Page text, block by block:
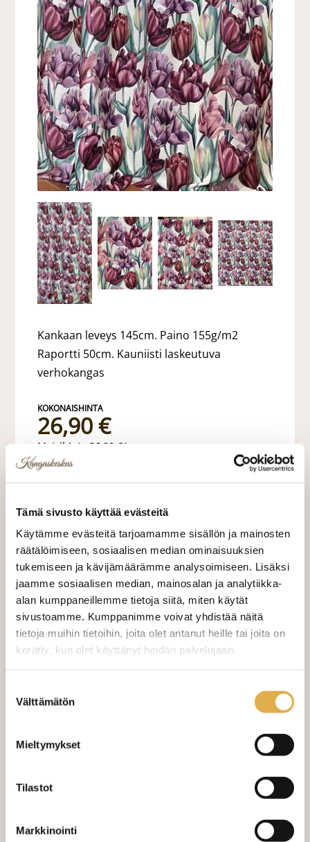
Tämä sivusto käyttää evästeitä
Käytämme evästeitä tarjoamamme sisällön ja mainosten
räätälöimiseen, sosiaalisen median ominaisuuksien
tukemiseen ja kävijämäärämme analysoimiseen. Lisäksi
jaamme sosiaalisen median, mainosalan ja analytiikka-
alan kumppaneillemme tietoja siitä, miten käytät
sivustoamme. Kumppanimme voivat yhdistää näitä
tietoja muihin tietoihin, joita olet antanut heille tai joita on
kerätty, kun olet käyttänyt heidän palvelujaan.
valinta
Välttämätön
Mieltymykset
Tilastot
Markkinointi
Kankaan leveys 145cm. Paino 155g/m2
Raportti 50cm. Kauniisti laskeutuva
verhokangas
26,90 €
26,90 €/m
LISÄÄ OSTOSKORIIN
Tilaa näytepala kankaasta
Näytepalan hinta 1,50 €. Koko n. 10x10 cm.
Valitse mukaan ompelupalvelu
(sis. työn ja tarvikkeet)
+ 42,00 €
+ 4,00 €
Verho monsuuninauhalla leveys
150 cm
+ 27,00 €